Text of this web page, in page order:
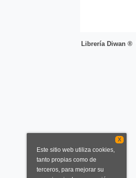
Librería Diwan ®
X
Este sitio web utiliza cookies,
tanto propias como de
terceros, para mejorar su